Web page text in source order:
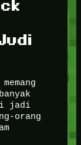
jadi
orang